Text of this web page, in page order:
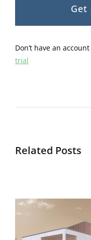
Don’t have an
trial
Related Posts